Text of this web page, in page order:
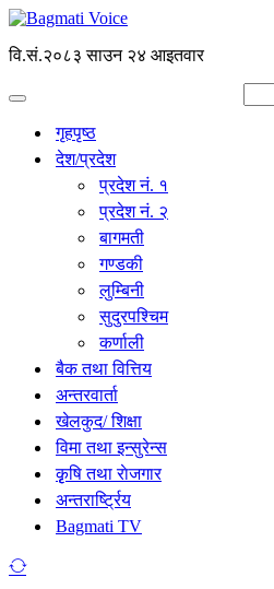
वि.सं.२०८३ साउन २४ आइतवार
गृहपृष्ठ
देश/प्रदेश
प्रदेश नं. १
प्रदेश नं. २
बागमती
गण्डकी
लुम्बिनी
सुदुरपश्चिम
कर्णाली
बैक तथा वित्तिय
अन्तरवार्ता
खेलकुद/ शिक्षा
विमा तथा इन्सुरेन्स
कृृषि तथा राेजगार
अन्तरार्ष्ट्रिय
Bagmati TV